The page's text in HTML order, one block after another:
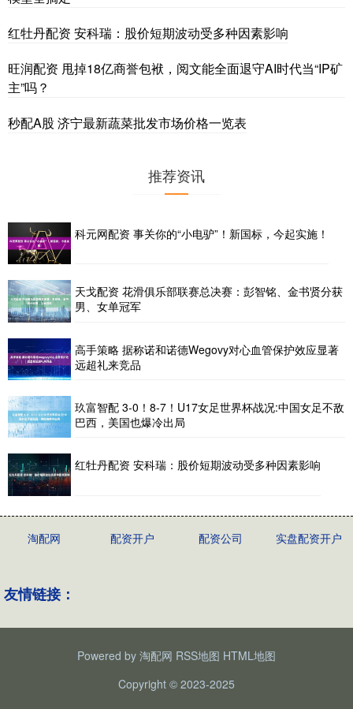
红牡丹配资 安科瑞：股价短期波动受多种因素影响
旺润配资 甩掉18亿商誉包袱，阅文能全面退守AI时代当“IP矿
主”吗？
秒配A股 济宁最新蔬菜批发市场价格一览表
推荐资讯
科元网配资 事关你的“小电驴”！新国标，今起实施！
天戈配资 花滑俱乐部联赛总决赛：彭智铭、金书贤分获
男、女单冠军
高手策略 据称诺和诺德Wegovy对心血管保护效应显著
远超礼来竞品
玖富智配 3-0！8-7！U17女足世界杯战况:中国女足不敌
巴西，美国也爆冷出局
红牡丹配资 安科瑞：股价短期波动受多种因素影响
淘配网 配资开户 配资公司 实盘配资开户
友情链接：
Powered by 淘配网 RSS地图 HTML地图
Copyright © 2023-2025